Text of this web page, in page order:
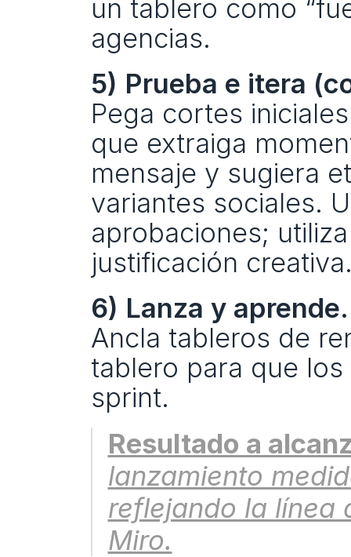
un tablero como
agencias.
5) Prueba e itera
Pega cortes
que extraiga
mensaje y sugiera
variantes sociales.
aprobaciones;
justificación
6) Lanza y aprende.
Ancla tableros de
tablero para que
sprint.
Resultado a
lanzamiento
reflejando la línea
Miro.